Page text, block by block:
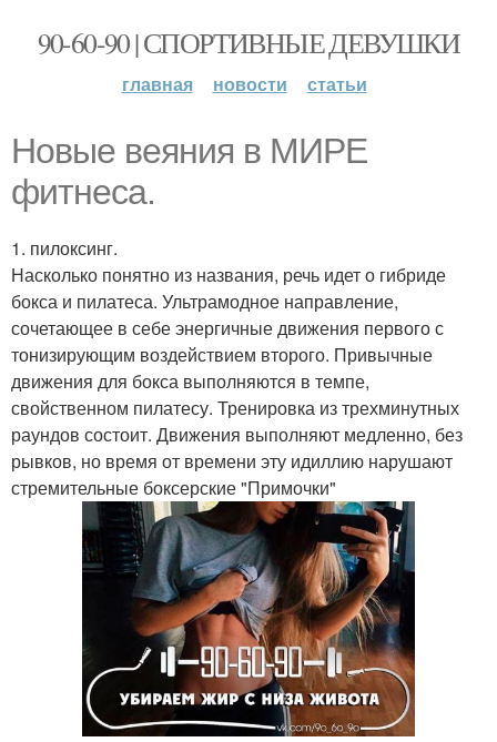
90-60-90 | СПОРТИВНЫЕ ДЕВУШКИ
главная новости статьи
Новые веяния в МИРЕ
фитнеса.
1. пилоксинг.
Насколько понятно из названия, речь идет о гибриде
бокса и пилатеса. Ультрамодное направление,
сочетающее в себе энергичные движения первого с
тонизирующим воздействием второго. Привычные
движения для бокса выполняются в темпе,
свойственном пилатесу. Тренировка из трехминутных
раундов состоит. Движения выполняют медленно, без
рывков, но время от времени эту идиллию нарушают
стремительные боксерские "Примочки"